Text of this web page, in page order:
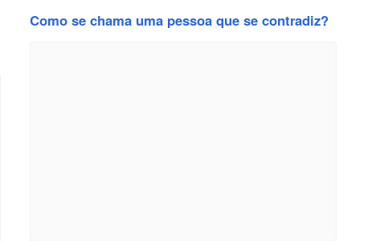
Como se chama uma pessoa que se contradiz?